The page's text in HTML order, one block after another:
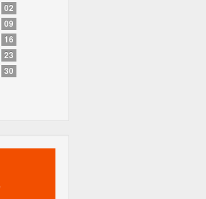
02
09
16
23
30